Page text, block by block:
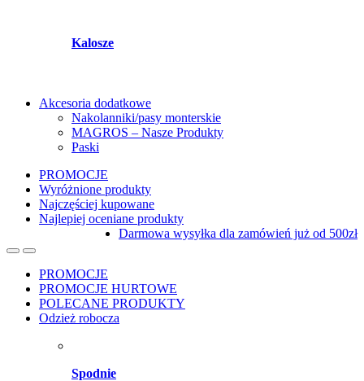
Kalosze
Akcesoria dodatkowe
Nakolanniki/pasy monterskie
MAGROS – Nasze Produkty
Paski
PROMOCJE
Wyróżnione produkty
Najczęściej kupowane
Najlepiej oceniane produkty
Darmowa wysyłka dla zamówień już od 500zł
PROMOCJE
PROMOCJE HURTOWE
POLECANE PRODUKTY
Odzież robocza
Spodnie